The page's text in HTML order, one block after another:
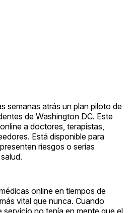
semanas atrás un plan piloto de
de Washington DC. Este
a doctores, terapistas,
Está disponible para
riesgos o serias
online en tiempos de
vital que nunca. Cuando
no tenía en mente que el